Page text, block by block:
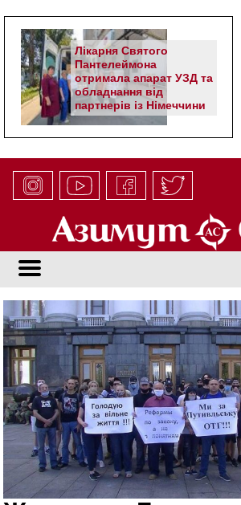
Лікарня Святого
Пантелеймона
отримала апарат УЗД та
обладнання від
партнерів із Німеччини